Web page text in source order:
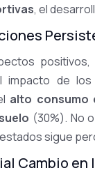
, el
positivos,
impacto de
alto consumo
(30%). No
sigue
Cambio